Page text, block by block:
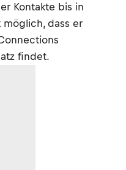
Kontakte bis in
möglich, dass er
findet.